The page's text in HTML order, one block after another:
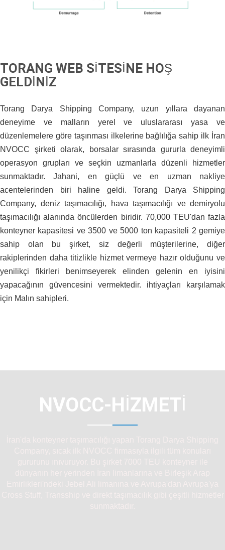
TORANG WEB SITESINE HOŞ
GELDINIZ
Torang Darya Shipping Company, uzun yıllara dayanan
deneyime ve malların yerel ve uluslararası yasa ve
düzenlemelere göre taşınması ilkelerine bağlılığa sahip ilk İran
NVOCC şirketi olarak, borsalar sırasında gururla deneyimli
operasyon grupları ve seçkin uzmanlarla düzenli hizmetler
sunmaktadır. Jahani, en güçlü ve en uzman nakliye
acentelerinden biri haline geldi. Torang Darya Shipping
Company, deniz taşımacılığı, hava taşımacılığı ve demiryolu
taşımacılığı alanında öncülerden biridir. 70,000 TEU'dan fazla
konteyner kapasitesi ve 3500 ve 5000 ton kapasiteli 2 gemiye
sahip olan bu şirket, siz değerli müşterilerine, diğer
rakiplerinden daha titizlikle hizmet vermeye hazır olduğunu ve
yenilikçi fikirleri benimseyerek elinden gelenin en iyisini
yapacağının güvencesini vermektedir. ihtiyaçları karşılamak
için Malın sahipleri.
NVOCC-HIZMETI